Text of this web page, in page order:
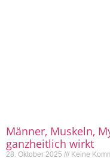
Männer, Muskeln,
ganzheitlich wirkt
28. Oktober 2025 Keine